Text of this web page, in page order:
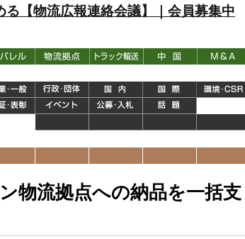
【物流広報連絡会議】｜会員募集中
物流拠点への納品を一括支